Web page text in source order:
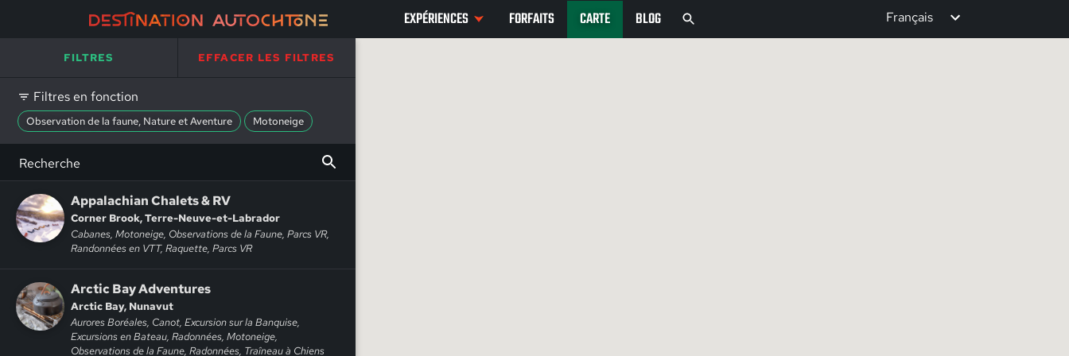
EXPÉRIENCES FORFAITS CARTE BLOG Français
FILTRES EFFACER LES FILTRES
Filtres en fonction
Observation de la faune, Nature et Aventure Motoneige
Appalachian Chalets & RV
Corner Brook, Terre-Neuve-et-Labrador
Cabanes, Motoneige, Observations de la Faune, Parcs VR,
Randonnées en VTT, Raquette, Parcs VR
Arctic Bay Adventures
Arctic Bay, Nunavut
Aurores Boréales, Canot, Excursion sur la Banquise,
Excursions en Bateau, Radonnées, Motoneige,
Observations de la Faune, Radonnées, Traîneau à Chiens